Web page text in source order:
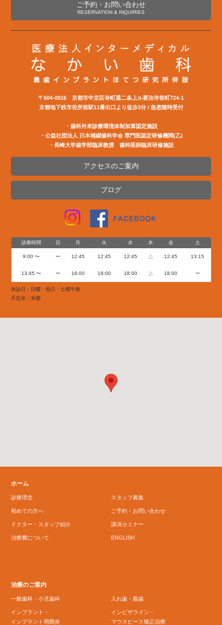
ご予約・お問い合わせ
RESERVATION & INQUIRIES
〒604-0916 京都市中京区寺町通二条上ル要法寺前町724-1
京都地下鉄市役所前駅11番出口より徒歩3分 / 急患随時受付
・歯科外来診療環境体制加算認定施設
・公益社団法⼈ ⽇本補綴⻭科学会 専⾨医認定研修機関(⼄)
・長崎大学歯学部臨床教授 歯科医師臨床研修施設
アクセスのご案内
ブログ
診療時間 日 月 火 水 木 金 土
9:00 〜 ー 12:45 12:45 12:45 △ 12:45 13:15
13:45 〜 ー 18:00 18:00 18:00 △ 18:00 ー
休診日：日曜・祝日・土曜午後
不定休：木曜
ホーム
診療理念
初めての方へ
ドクター・スタッフ紹介
治療費について
スタッフ募集
ご予約・お問い合わせ
講演セミナー
ENGLISH
治療のご案内
一般歯科・小児歯科
インプラント・
インプラント周囲炎
入れ歯・義歯
インビザライン・
マウスピース矯正治療